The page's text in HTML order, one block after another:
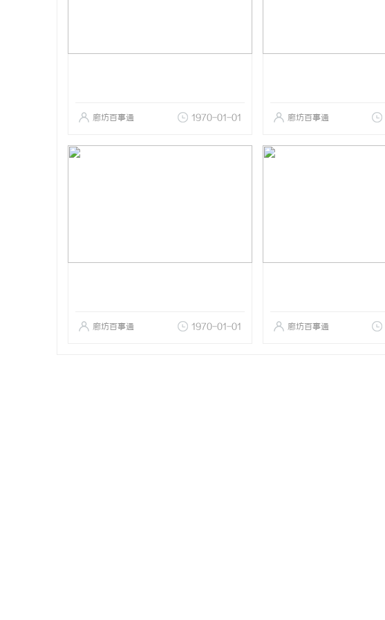
廊坊百事通 1970-01-01 廊坊百事通
廊坊百事通 1970-01-01 廊坊百事通